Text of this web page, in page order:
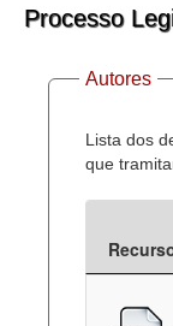
Lei de Acesso à
Dados
Planejamento
Catálogo de dados
Deputados
Administração
Processo
Autores
Lista dos
que